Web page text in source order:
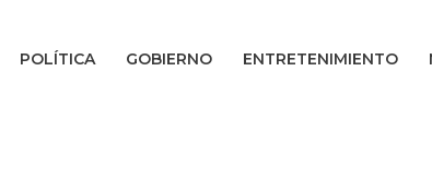
POLÍTICA GOBIERNO ENTRETENIMIENTO